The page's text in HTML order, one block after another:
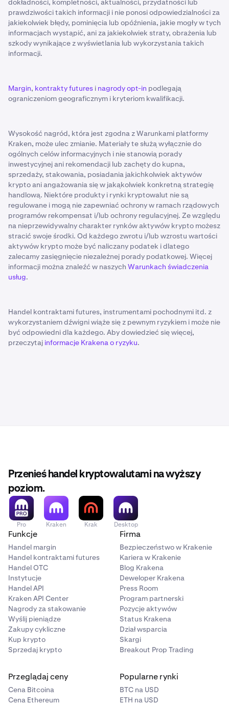
dokładności, kompletności, aktualności, przydatności lub
prawdziwości takich informacji i nie ponosi odpowiedzialności za
jakiekolwiek błędy, pominięcia lub opóźnienia, jakie mogły w tych
informacjach wystąpić, ani za jakiekolwiek straty, obrażenia lub
szkody wynikające z wyświetlania lub wykorzystania takich
informacji.
Margin, kontrakty futures i nagrody opt-in podlegają
ograniczeniom geograficznym i kryteriom kwalifikacji.
Wysokość nagród, która jest zgodna z Warunkami platformy
Kraken, może ulec zmianie. Materiały te służą wyłącznie do
ogólnych celów informacyjnych i nie stanowią porady
inwestycyjnej ani rekomendacji lub zachęty do kupna,
sprzedaży, stakowania, posiadania jakichkolwiek aktywów
krypto ani angażowania się w jakąkolwiek konkretną strategię
handlową. Niektóre produkty i rynki kryptowalut nie są
regulowane i mogą nie zapewniać ochrony w ramach rządowych
programów rekompensat i/lub ochrony regulacyjnej. Ze względu
na nieprzewidywalny charakter rynków aktywów krypto możesz
stracić swoje środki. Od każdego zwrotu i/lub wzrostu wartości
aktywów krypto może być naliczany podatek i dlatego
zalecamy zasięgnięcie niezależnej porady podatkowej. Więcej
informacji można znaleźć w naszych Warunkach świadczenia
usług.
Handel kontraktami futures, instrumentami pochodnymi itd. z
wykorzystaniem dźwigni wiąże się z pewnym ryzykiem i może nie
być odpowiedni dla każdego. Aby dowiedzieć się więcej,
przeczytaj informacje Krakena o ryzyku.
Przenieś handel kryptowalutami na wyższy
poziom.
Pro Kraken Krak Desktop
Funkcje
Handel margin
Handel kontraktami futures
Handel OTC
Instytucje
Handel API
Kraken API Center
Nagrody za stakowanie
Wyślij pieniądze
Zakupy cykliczne
Kup krypto
Sprzedaj krypto
Firma
Bezpieczeństwo w Krakenie
Kariera w Krakenie
Blog Krakena
Deweloper Krakena
Press Room
Program partnerski
Pozycje aktywów
Status Krakena
Dział wsparcia
Skargi
Breakout Prop Trading
Przeglądaj ceny
Cena Bitcoina
Cena Ethereum
Popularne rynki
BTC na USD
ETH na USD